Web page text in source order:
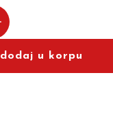
dodaj u korpu